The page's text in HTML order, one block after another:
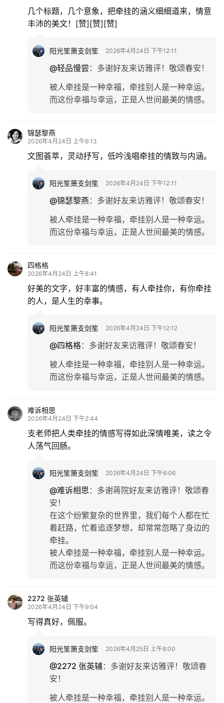
几个标题，几个意象，把牵挂的涵义细细道来，情意
丰沛的美文！[赞][赞][赞]
阳光笙箫支剑笙 2026年4月24日 下午12:11
@轻品慢尝 ： 多谢好友来访雅评！敬颂春安！
被人牵挂是一种幸福，牵挂别人是一种幸运。
而这份幸福与幸运，正是人世间最美的情感。
锦瑟黎燕
2026年4月24日 上午6:13
文图荟萃，灵动抒写，低吟浅唱牵挂的情致与内涵。
阳光笙箫支剑笙 2026年4月24日 下午12:11
@锦瑟黎燕： 多谢好友来访雅评！敬颂春安！
被人牵挂是一种幸福，牵挂别人是一种幸运。
而这份幸福与幸运，正是人世间最美的情感。
四格格
2026年4月24日 上午8:41
好美的文字，好丰富的情感，有人牵挂你，有你牵挂
的人，是人生的幸事。
阳光笙箫支剑笙 2026年4月24日 下午12:12
@四格格： 多谢好友来访雅评！敬颂春安！
被人牵挂是一种幸福，牵挂别人是一种幸运。
而这份幸福与幸运，正是人世间最美的情感。
难诉相思
2026年4月24日 下午2:44
支老师把人类牵挂的情感写得如此深情唯美，读之令
人荡气回肠。
阳光笙箫支剑笙 2026年4月24日 下午6:06
@难诉相思 ： 多谢蒋院好友来访雅评！敬颂春
安！
在这个纷繁复杂的世界里，我们每个人都在忙
着赶路，忙着追逐梦想，却常常忽略了身边的
牵挂。
被人牵挂是一种幸福，牵挂别人是一种幸运。
而这份幸福与幸运，正是人世间最美的情感。
2272 张英辅
2026年4月24日 下午9:04
写得真好，佩服。
阳光笙箫支剑笙 2026年4月25日 上午8:00
@2272 张英辅： 多谢好友来访雅评！敬颂春
安！
被人牵挂是一种幸福，牵挂别人是一种幸运。